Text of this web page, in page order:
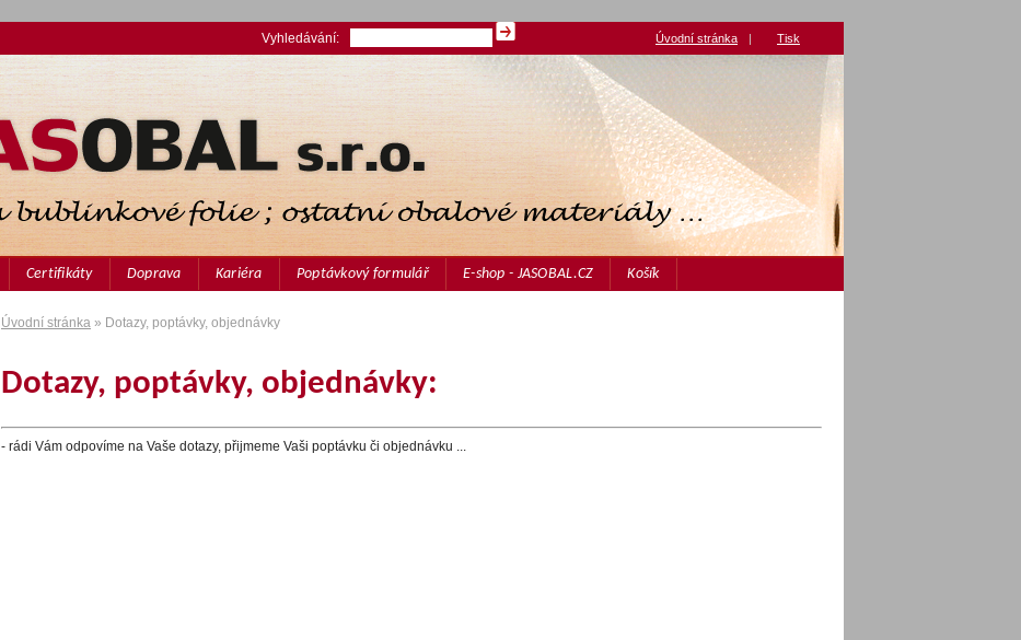
Certifikáty Doprava Kariéra Poptávkový formulář E-shop - JASOBAL.CZ Košík
Úvodní stránka » Dotazy, poptávky, objednávky
Dotazy, poptávky, objednávky:
- rádi Vám odpovíme na Vaše dotazy, přijmeme Vaši poptávku či objednávku ...
Vyhledávání: Úvodní stránka | Tisk